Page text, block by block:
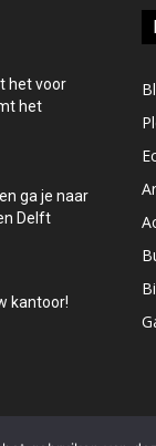
het voor
het
ga je naar
Delft
kantoor!